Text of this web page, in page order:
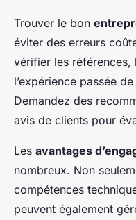
Trouver le bon
éviter des erreurs
vérifier les
l’expérience passée
Demandez des
avis de clients pour
Les avantages
nombreux. Non
compétences
peuvent également